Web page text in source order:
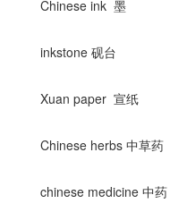
Chinese ink 墨
inkstone 砚台
Xuan paper 宣纸
Chinese herbs 中草药
chinese medicine 中药